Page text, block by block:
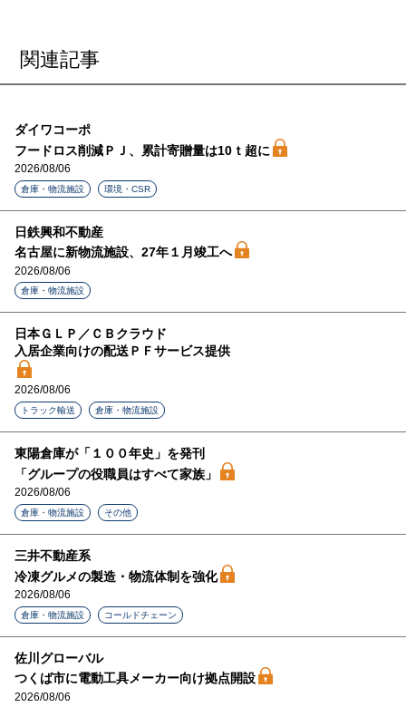
関連記事
ダイワコーポ
フードロス削減ＰＪ、累計寄贈量は10ｔ超に
2026/08/06
倉庫・物流施設 環境・CSR
日鉄興和不動産
名古屋に新物流施設、27年１月竣工へ
2026/08/06
倉庫・物流施設
日本ＧＬＰ／ＣＢクラウド
入居企業向けの配送ＰＦサービス提供
2026/08/06
トラック輸送 倉庫・物流施設
東陽倉庫が「１００年史」を発刊
「グループの役職員はすべて家族」
2026/08/06
倉庫・物流施設 その他
三井不動産系
冷凍グルメの製造・物流体制を強化
2026/08/06
倉庫・物流施設 コールドチェーン
佐川グローバル
つくば市に電動工具メーカー向け拠点開設
2026/08/06